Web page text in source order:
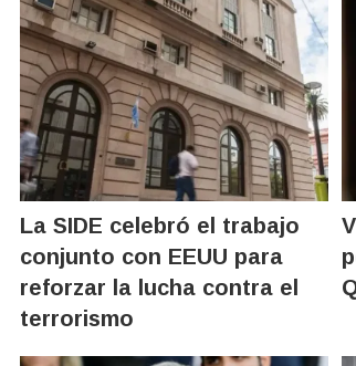
La SIDE celebró el trabajo
conjunto con EEUU para
reforzar la lucha contra el
terrorismo